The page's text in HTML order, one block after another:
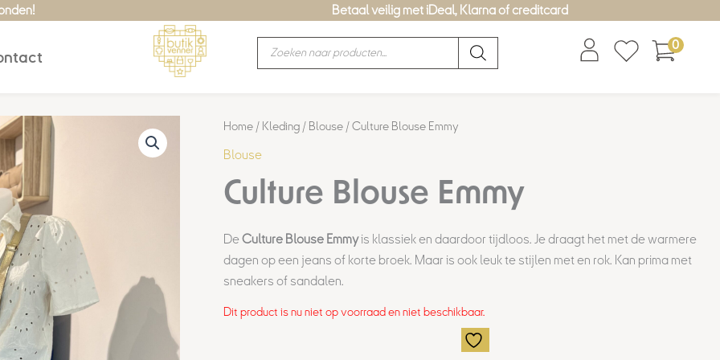
Betaal veilig met iDeal, Klarna of creditcard
Producten
zoeken
0
Home/ Kleding/ Blouse/ Culture Blouse Emmy
Blouse
Culture Blouse Emmy
DeCulture Blouse Emmyis klassiek en daardoor tijdloos. Je draagt het met de warmere
dagen op een jeans of korte broek. Maar is ook leuk te stijlen met en rok. Kan prima met
sneakers of sandalen.
Dit product is nu niet op voorraad en niet beschikbaar.